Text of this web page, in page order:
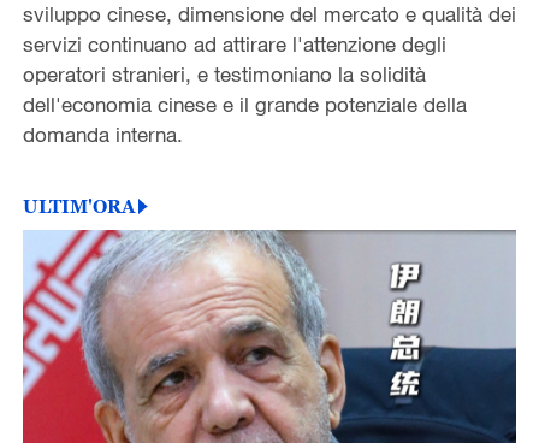
sviluppo cinese, dimensione del mercato e qualità dei
servizi continuano ad attirare l'attenzione degli
operatori stranieri, e testimoniano la solidità
dell'economia cinese e il grande potenziale della
domanda interna.
ULTIM'ORA